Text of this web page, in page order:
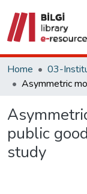
Home 03-
public
study